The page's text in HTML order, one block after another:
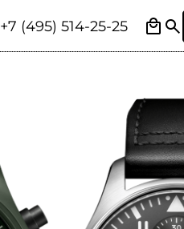
+7 (495) 514-25-25